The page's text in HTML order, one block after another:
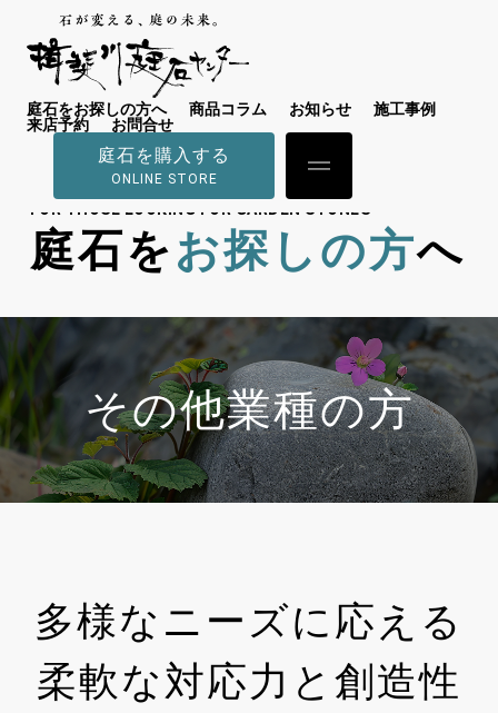
庭石をお探しの方へ 商品コラム お知らせ
施工事例
来店予約
お問合せ
庭石を購入する
ONLINE STORE
FOR THOSE LOOKING FOR GARDEN STONES
庭石をお探しの方へ
その他業種の方
多様なニーズに応える
柔軟な対応力と創造性